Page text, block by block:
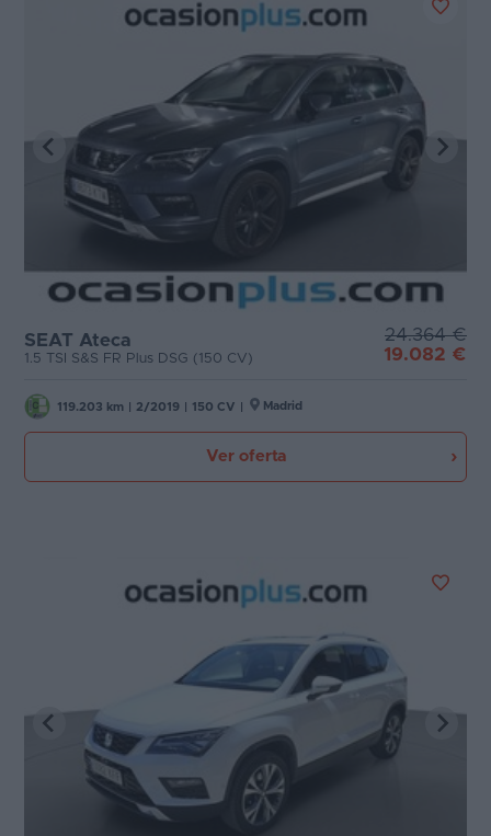
SEAT Ateca
1.5 TSI S&S FR Plus DSG (150 CV)
24.364 €
19.082 €
119.203 km 2/2019 150 CV Madrid
Ver oferta